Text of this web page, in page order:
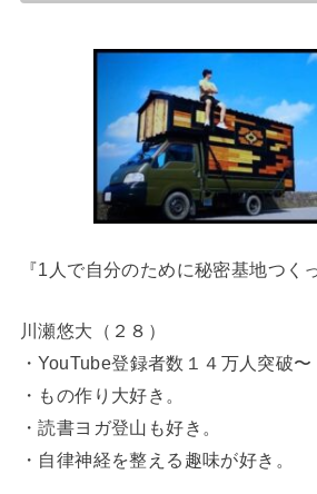
『1人で自分のために秘密基地つく
川瀬悠大（２８）
・YouTube登録者数１４万人突破〜
・もの作り大好き。
・読書ヨガ登山も好き。
・自律神経を整える趣味が好き。